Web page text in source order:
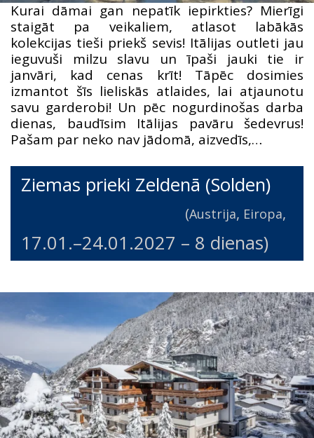
Kurai dāmai gan nepatīk iepirkties? Mierīgi
staigāt pa veikaliem, atlasot labākās
kolekcijas tieši priekš sevis! Itālijas outleti jau
ieguvuši milzu slavu un īpaši jauki tie ir
janvāri, kad cenas krīt! Tāpēc dosimies
izmantot šīs lieliskās atlaides, lai atjaunotu
savu garderobi! Un pēc nogurdinošas darba
dienas, baudīsim Itālijas pavāru šedevrus!
Pašam par neko nav jādomā, aizvedīs,…
Ziemas prieki Zeldenā (Solden)
(Austrija, Eiropa,
17.01.–24.01.2027 – 8 dienas)